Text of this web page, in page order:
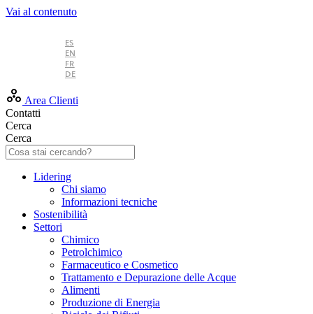
Vai al contenuto
ES
EN
FR
DE
Area Clienti
Contatti
Cerca
Cerca
Lidering
Chi siamo
Informazioni tecniche
Sostenibilità
Settori
Chimico
Petrolchimico
Farmaceutico e Cosmetico
Trattamento e Depurazione delle Acque
Alimenti
Produzione di Energia